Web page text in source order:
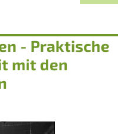
- Praktische
mit den